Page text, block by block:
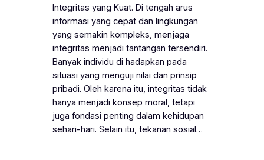
Integritas yang Kuat. Di tengah arus
informasi yang cepat dan lingkungan
yang semakin kompleks, menjaga
integritas menjadi tantangan tersendiri.
Banyak individu di hadapkan pada
situasi yang menguji nilai dan prinsip
pribadi. Oleh karena itu, integritas tidak
hanya menjadi konsep moral, tetapi
juga fondasi penting dalam kehidupan
sehari-hari. Selain itu, tekanan sosial…